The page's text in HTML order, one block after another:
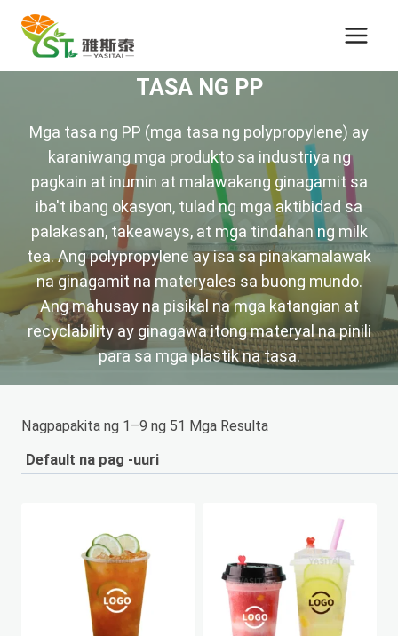
Email
Address
TASA NG PP
Mga tasa ng PP (mga tasa ng polypropylene) ay
karaniwang mga produkto sa industriya ng
pagkain at inumin at malawakang ginagamit sa
iba't ibang okasyon, tulad ng mga aktibidad sa
palakasan, takeaways, at mga tindahan ng milk
tea. Ang polypropylene ay isa sa pinakamalawak
na ginagamit na materyales sa buong mundo.
Ang mahusay na pisikal na mga katangian at
recyclability ay ginagawa itong materyal na pinili
para sa mga plastik na tasa.
Nagpapakita ng 1–9 ng 51 Mga Resulta